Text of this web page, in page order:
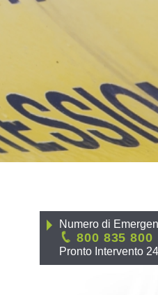
Numero di
800 835 800
Pronto Intervento